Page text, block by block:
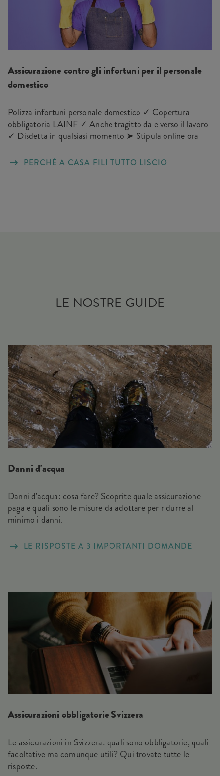
Assicurazione contro gli infortuni per il personale
domestico
Polizza infortuni personale domestico ✓ Copertura
obbligatoria LAINF ✓ Anche tragitto da e verso il lavoro
✓ Disdetta in qualsiasi momento ➤ Stipula online ora
PERCHÉ A CASA FILI TUTTO LISCIO
LE NOSTRE GUIDE
Danni d'acqua
Danni d'acqua: cosa fare? Scoprite quale assicurazione
paga e quali sono le misure da adottare per ridurre al
minimo i danni.
LE RISPOSTE A 3 IMPORTANTI DOMANDE
Assicurazioni obbligatorie Svizzera
Le assicurazioni in Svizzera: quali sono obbligatorie, quali
facoltative ma comunque utili? Qui trovate tutte le
risposte.